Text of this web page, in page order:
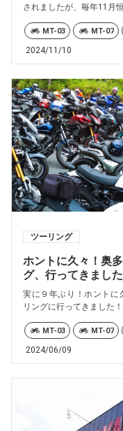
XSR125 XSR700
されましたが、毎年11月
MT-03 MT-07
2024/11/10
YZF-R7 YZF-R6 ド
トリシティ300 YZF-
XSR900
ツーリング
ホントに久々！奥
グ、行ってきました
実に９年ぶり！ホントに
リングに行ってきました
MT-03 MT-07
2024/06/09